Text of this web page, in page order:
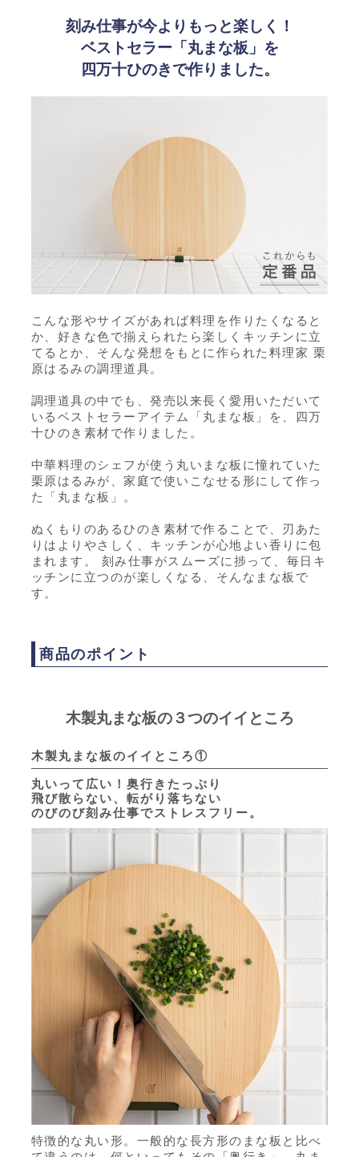
刻み仕事が今よりもっと楽しく！
ベストセラー「丸まな板」を
四万十ひのきで作りました。
こんな形やサイズがあれば料理を作りたくなると
か、好きな色で揃えられたら楽しくキッチンに立
てるとか、そんな発想をもとに作られた料理家 栗
原はるみの調理道具。
調理道具の中でも、発売以来長く愛用いただいて
いるベストセラーアイテム「丸まな板」を、四万
十ひのき素材で作りました。
中華料理のシェフが使う丸いまな板に憧れていた
栗原はるみが、家庭で使いこなせる形にして作っ
た「丸まな板」。
ぬくもりのあるひのき素材で作ることで、刃あた
りはよりやさしく、キッチンが心地よい香りに包
まれます。 刻み仕事がスムーズに捗って、毎日キ
ッチンに立つのが楽しくなる、そんなまな板で
す。
商品のポイント
木製丸まな板の３つのイイところ
木製丸まな板のイイところ①
丸いって広い！奥行きたっぷり
飛び散らない、転がり落ちない
のびのび刻み仕事でストレスフリー。
特徴的な丸い形。一般的な長方形のまな板と比べ